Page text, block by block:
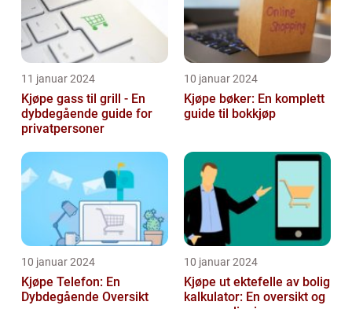
11 januar 2024
Kjøpe gass til grill - En
dybdegående guide for
privatpersoner
10 januar 2024
Kjøpe bøker: En komplett
guide til bokkjøp
10 januar 2024
Kjøpe Telefon: En
Dybdegående Oversikt
10 januar 2024
Kjøpe ut ektefelle av bolig
kalkulator: En oversikt og